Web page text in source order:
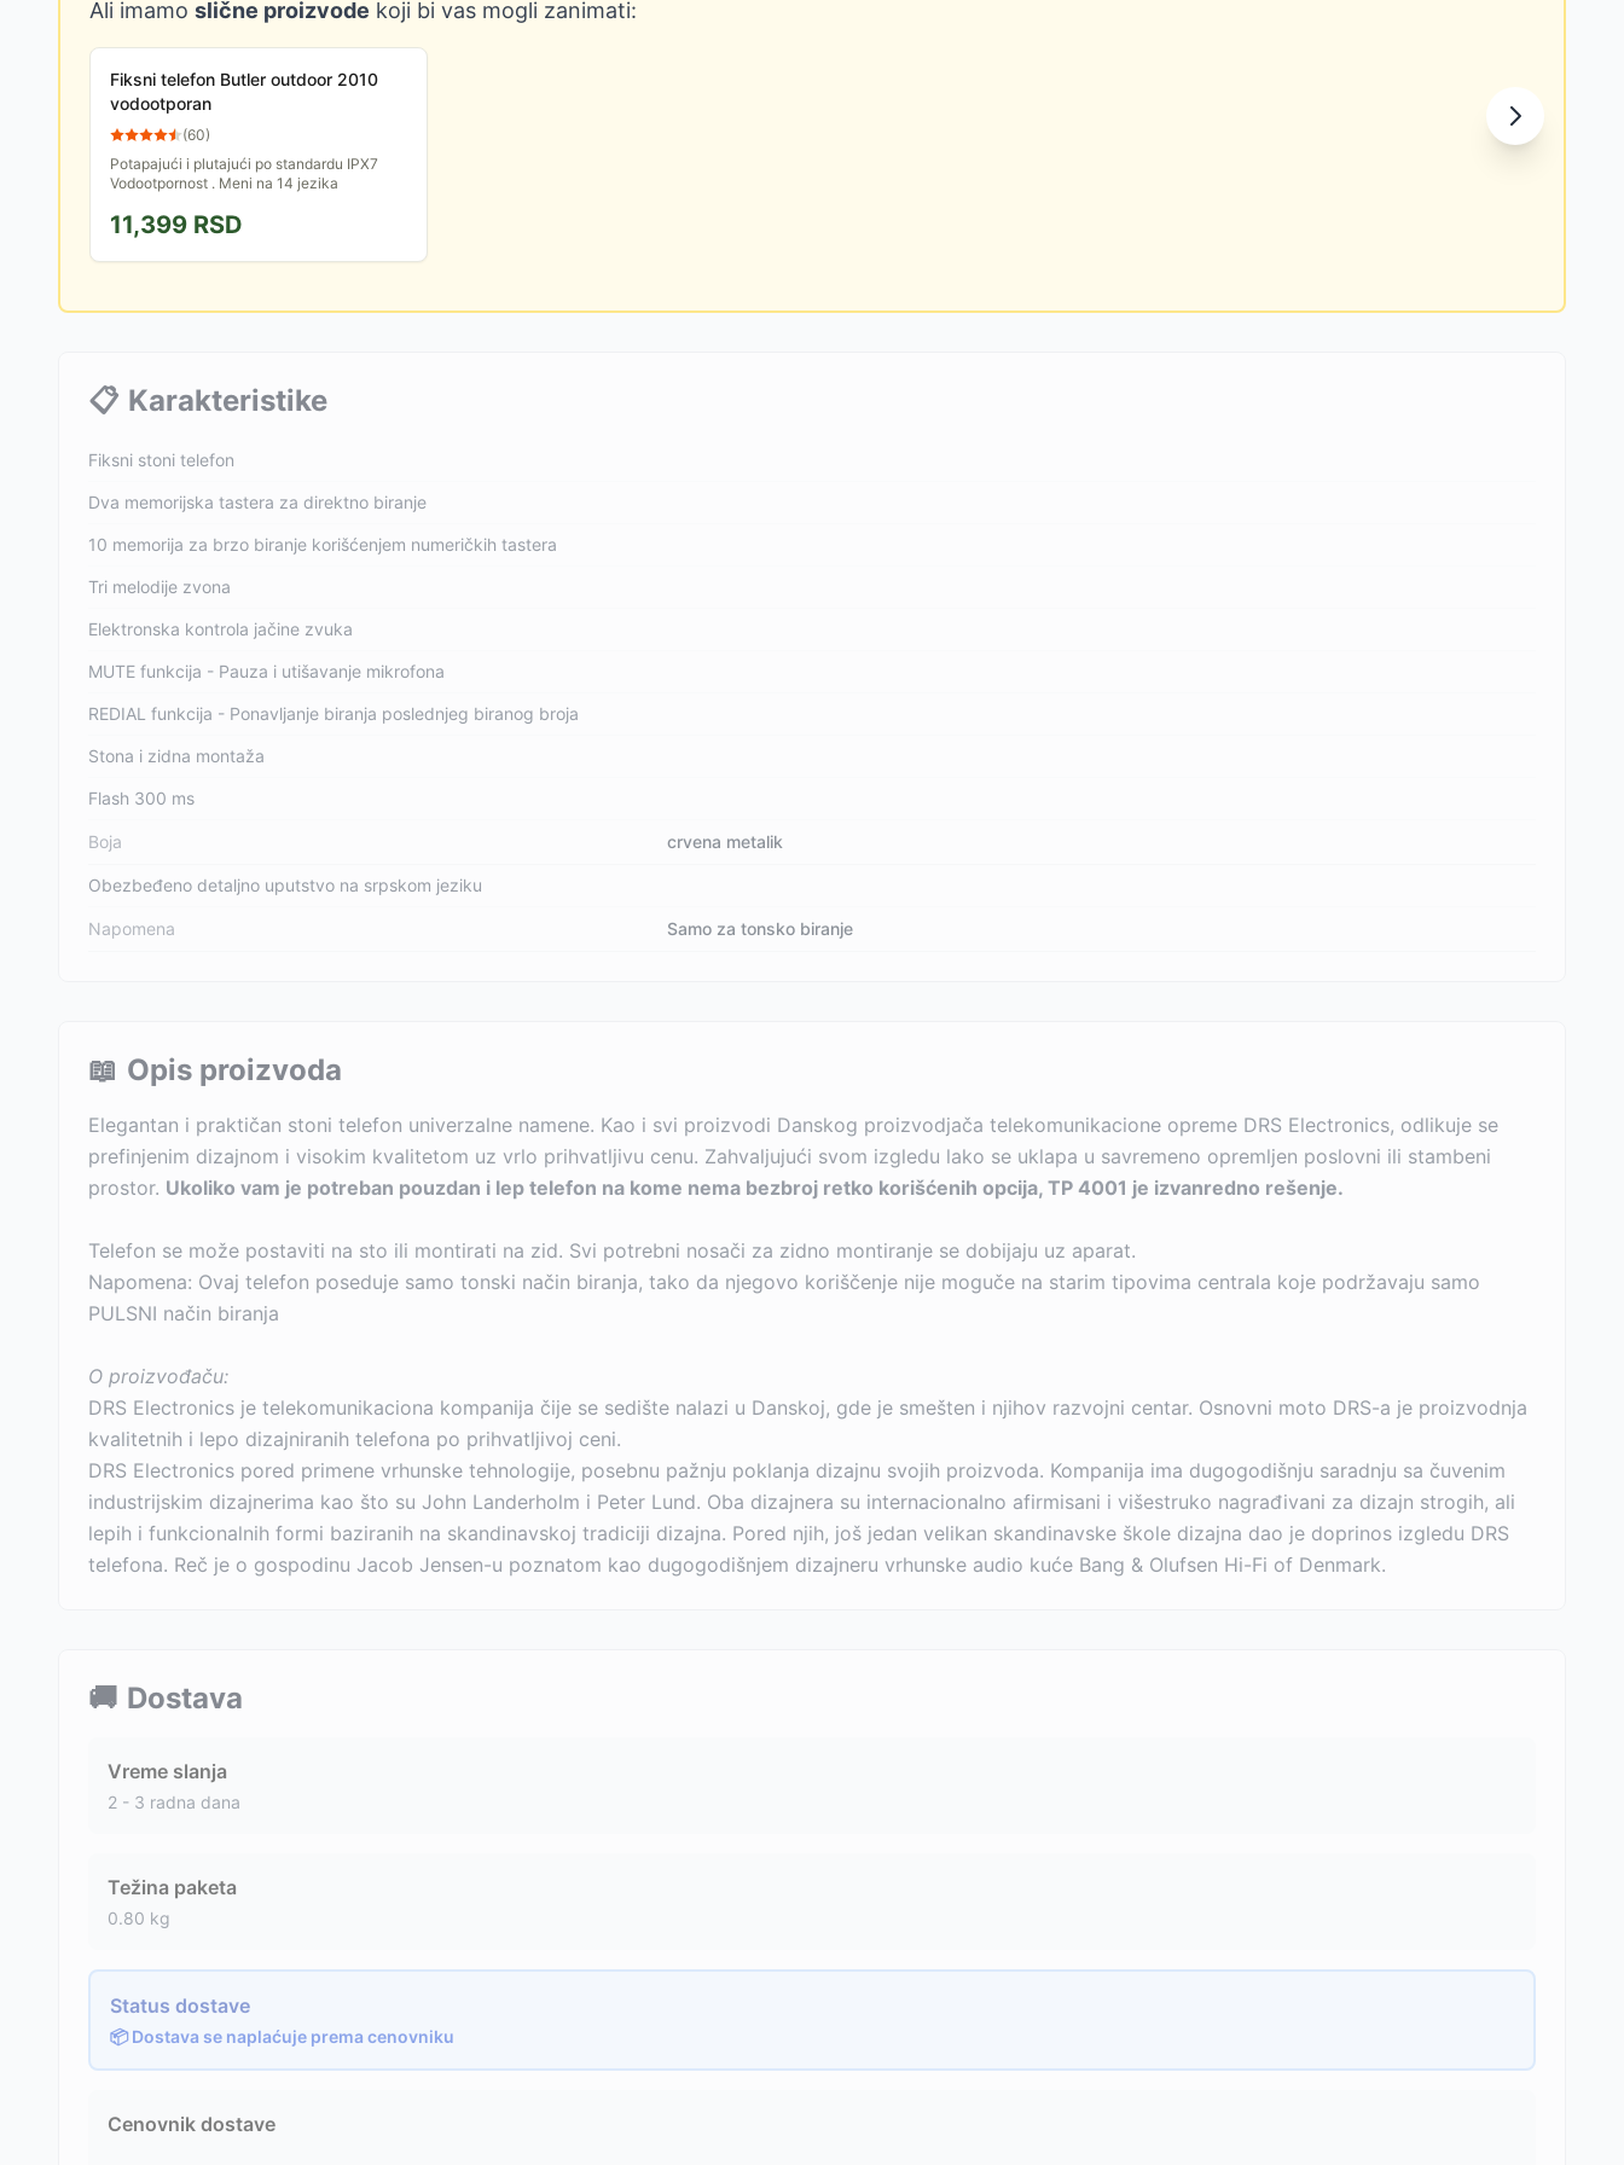
Ali imamo slične proizvode koji bi vas mogli zanimati:
Fiksni telefon Butler outdoor 2010
vodootporan
(60)
Potapajući i plutajući po standardu IPX7
Vodootpornost . Meni na 14 jezika
11,399 RSD
📋 Karakteristike
Fiksni stoni telefon
Dva memorijska tastera za direktno biranje
10 memorija za brzo biranje korišćenjem numeričkih tastera
Tri melodije zvona
Elektronska kontrola jačine zvuka
MUTE funkcija - Pauza i utišavanje mikrofona
REDIAL funkcija - Ponavljanje biranja poslednjeg biranog broja
Stona i zidna montaža
Flash 300 ms
Boja crvena metalik
Obezbeđeno detaljno uputstvo na srpskom jeziku
Napomena Samo za tonsko biranje
📖 Opis proizvoda
Elegantan i praktičan stoni telefon univerzalne namene. Kao i svi proizvodi Danskog proizvodjača telekomunikacione opreme DRS Electronics, odlikuje se
prefinjenim dizajnom i visokim kvalitetom uz vrlo prihvatljivu cenu. Zahvaljujući svom izgledu lako se uklapa u savremeno opremljen poslovni ili stambeni
prostor. Ukoliko vam je potreban pouzdan i lep telefon na kome nema bezbroj retko korišćenih opcija, TP 4001 je izvanredno rešenje.
Telefon se može postaviti na sto ili montirati na zid. Svi potrebni nosači za zidno montiranje se dobijaju uz aparat.
Napomena: Ovaj telefon poseduje samo tonski način biranja, tako da njegovo koriščenje nije moguče na starim tipovima centrala koje podržavaju samo
PULSNI način biranja
O proizvođaču:
DRS Electronics je telekomunikaciona kompanija čije se sedište nalazi u Danskoj, gde je smešten i njihov razvojni centar. Osnovni moto DRS-a je proizvodnja
kvalitetnih i lepo dizajniranih telefona po prihvatljivoj ceni.
DRS Electronics pored primene vrhunske tehnologije, posebnu pažnju poklanja dizajnu svojih proizvoda. Kompanija ima dugogodišnju saradnju sa čuvenim
industrijskim dizajnerima kao što su John Landerholm i Peter Lund. Oba dizajnera su internacionalno afirmisani i višestruko nagrađivani za dizajn strogih, ali
lepih i funkcionalnih formi baziranih na skandinavskoj tradiciji dizajna. Pored njih, još jedan velikan skandinavske škole dizajna dao je doprinos izgledu DRS
telefona. Reč je o gospodinu Jacob Jensen-u poznatom kao dugogodišnjem dizajneru vrhunske audio kuće Bang & Olufsen Hi-Fi of Denmark.
🚚 Dostava
Vreme slanja
2 - 3 radna dana
Težina paketa
0.80 kg
Status dostave
📦 Dostava se naplaćuje prema cenovniku
Cenovnik dostave